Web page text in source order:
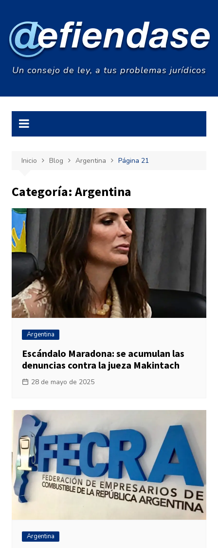
contenido
Un consejo de ley, a tus problemas jurídicos
Inicio Blog Argentina Página 21
Categoría: Argentina
Argentina
Escándalo Maradona: se acumulan las
denuncias contra la jueza Makintach
28 de mayo de 2025
Argentina